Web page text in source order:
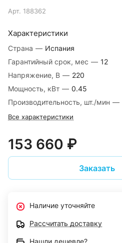
Арт. 188362
Характеристики
Страна — Испания
Гарантийный срок, мес — 12
Напряжение, В — 220
Мощность, кВт — 0.45
Производительность, шт./мин —
Все характеристики
153 660 ₽
Заказать
Наличие уточняйте
Рассчитать доставку